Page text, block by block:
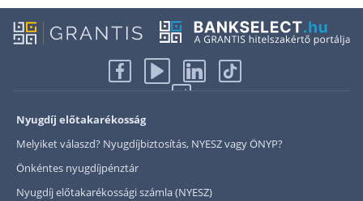
Nyugdíj előtakarékosság
Melyiket válaszd? Nyugdíjbiztosítás, NYESZ vagy ÖNYP?
Önkéntes nyugdíjpénztár
Nyugdíj előtakarékossági számla (NYESZ)